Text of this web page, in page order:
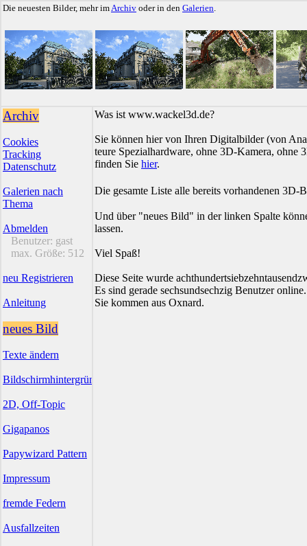
Die neuesten Bilder, mehr imArchiv oder in den Galerien.
Archiv
Cookies
Tracking
Datenschutz
Galerien nach
Thema
Abmelden
Benutzer: gast
max. Größe: 512
neu Registrieren
Anleitung
neues Bild
Texte ändern
Bildschirmhintergründe
2D, Off-Topic
Gigapanos
Papywizard Pattern
Impressum
fremde Federn
Ausfallzeiten
Was ist www.wackel3d.de?
Sie können hier von Ihren Digitalbilder (von
teure Spezialhardware, ohne 3D-Kamera,
finden Sie hier.
Die gesamte Liste alle bereits vorhandenen
Und über "neues Bild" in der linken Spalte
lassen.
Viel Spaß!
Diese Seite wurde
Es sind gerade sechsundsechzig Benutzer online.
Sie kommen aus Oxnard.